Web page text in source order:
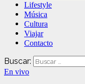
Lifestyle
Música
Cultura
Viajar
Contacto
Buscar:
En vivo